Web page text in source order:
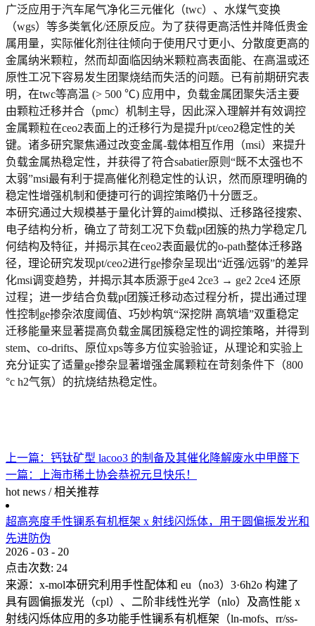
广泛应用于汽车尾气净化三元催化（twc）、 水煤气变换
（wgs）等多类氧化/还原反应。为了获得更高活性并降低贵金
属用量，实际催化剂往往倾向于使用尺寸更小、分散度更高的
金属纳米颗粒，然而却面临因纳米颗粒高表面能、在高温或还
原性工况下容易发生团聚烧结而失活的问题。已有前期研究表
明，在twc等高温 (> 500 ℃) 应用中，负载金属团聚失活主要
由颗粒迁移并合（pmc）机制主导，因此深入理解并有效调控
金属颗粒在ceo2表面上的迁移行为是提升pt/ceo2稳定性的关
键。诸多研究聚焦通过改变金属-载体相互作用（msi）来提升
负载金属热稳定性，并获得了符合sabatier原则“既不太强也不
太弱”msi最有利于提高催化剂稳定性的认识，然而原理明确的
稳定性增强机制和便捷可行的调控策略仍十分匮乏。
本研究通过大规模基于量化计算的aimd模拟、迁移路径搜索、
电子结构分析，确立了苛刻工况下负载pt团簇的热力学稳定几
何结构及特征，并揭示其在ceo2表面最优的o-path整体迁移路
径，理论研究发现pt/ceo2进行ge掺杂呈现出“近强/远弱”的差异
化msi调变趋势，并揭示其本质源于ge4 2ce3 → ge2 2ce4 还原
过程；进一步结合负载pt团簇迁移动态过程分析，提出通过理
性控制ge掺杂浓度阈值、巧妙构筑“深挖阱 高筑墙”双重稳定
迁移能量来显著提高负载金属团簇稳定性的调控策略，并得到
stem、co-drifts、原位xps等多方位实验验证，从理论和实验上
充分证实了适量ge掺杂显著增强金属颗粒在苛刻条件下（800
°c h2气氛）的抗烧结热稳定性。
上一篇： 钙钛矿型 lacoo3 的制备及其催化降解废水中甲醛下
一篇：
上海市稀土协会恭祝元旦快乐！
hot news / 相关推荐
超高亮度手性镧系有机框架 x 射线闪烁体，用于圆偏振发光和
先进防伪
2026 - 03 - 20
点击次数: 24
来源：x-mol本研究利用手性配体和 eu（no3）3·6h2o 构建了
具有圆偏振发光（cpl）、二阶非线性光学（nlo）及高性能 x
射线闪烁体应用的多功能手性镧系有机框架（ln-mofs、rr/ss-